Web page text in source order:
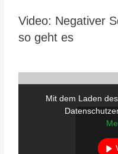
Video: Negativer
so geht es
Mit dem Laden